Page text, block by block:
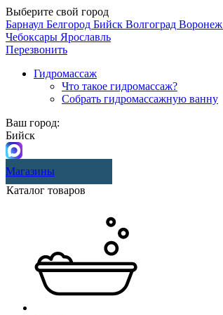
Выберите свой город
Барнаул Белгород Бийск Волгоград Воронеж
Чебоксары Ярославль
Перезвонить
Гидромассаж
Что такое гидромассаж?
Собрать гидромассажную ванну
Ваш город:
Бийск
Магазины
Каталог товаров